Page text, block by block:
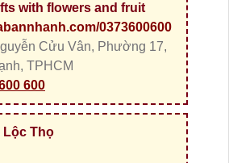
with flowers and fruit
0373600600
Cửu Vân, Phường 17,
TPHCM
600
Lộc Thọ